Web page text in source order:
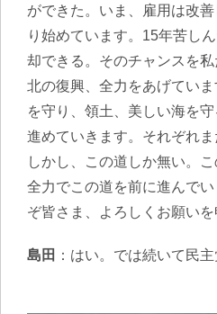
ができた。いま、雇用は改
り始めています。15年苦し
却できる。そのチャンスを
北の復興、全力をあげてい
を守り、領土、美しい海を
進めていきます。それぞれま
しかし、この道しか無い。
全力でこの道を前に進んで
ぞ皆さま、よろしくお願いを
島田 ：はい。では続いて民